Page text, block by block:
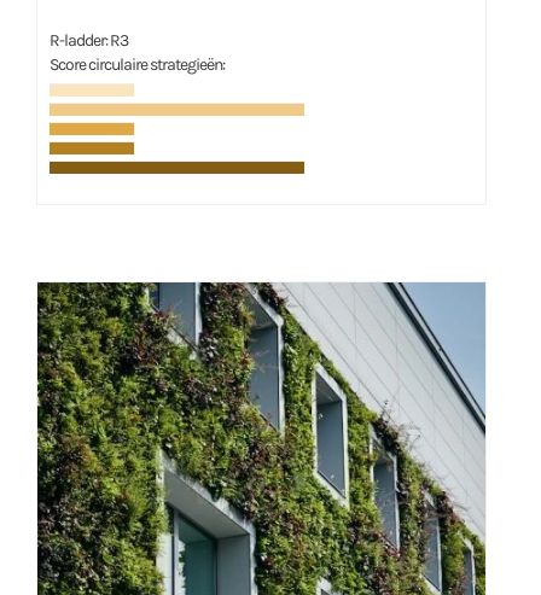
R-ladder: R3
Score circulaire strategieën: